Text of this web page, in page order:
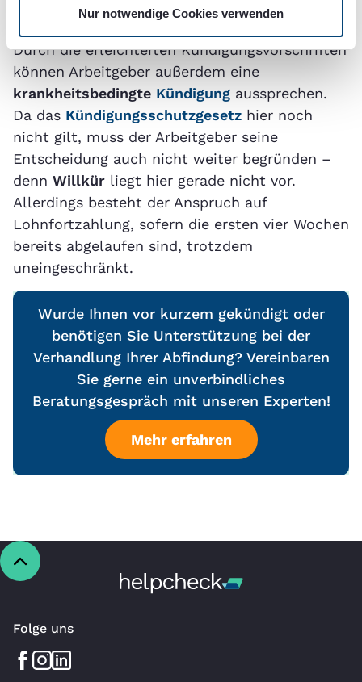
Nur notwendige Cookies verwenden
erhalten Beschäftigte lediglich Krankengeld.
Durch die erleichterten Kündigungsvorschriften
können Arbeitgeber außerdem eine
krankheitsbedingte Kündigung aussprechen.
Da das Kündigungsschutzgesetz hier noch
nicht gilt, muss der Arbeitgeber seine
Entscheidung auch nicht weiter begründen –
denn Willkür liegt hier gerade nicht vor.
Allerdings besteht der Anspruch auf
Lohnfortzahlung, sofern die ersten vier Wochen
bereits abgelaufen sind, trotzdem
uneingeschränkt.
Wurde Ihnen vor kurzem gekündigt oder
benötigen Sie Unterstützung bei der
Verhandlung Ihrer Abfindung? Vereinbaren
Sie gerne ein unverbindliches
Beratungsgespräch mit unseren Experten!
Mehr erfahren
Folge uns